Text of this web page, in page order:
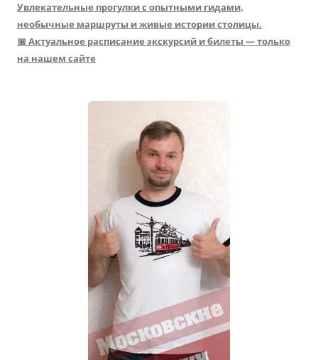
Увлекательные прогулки с опытными гидами,
необычные маршруты и живые истории столицы.
📅 Актуальное расписание экскурсий и билеты — только
на нашем сайте